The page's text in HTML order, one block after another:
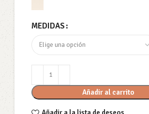
MEDIDAS
Añadir al carrito